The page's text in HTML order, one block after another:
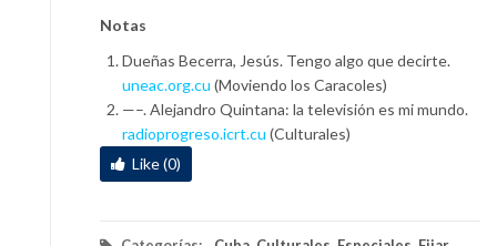
Notas
Dueñas Becerra, Jesús. Tengo algo que decirte.
uneac.org.cu (Moviendo los Caracoles)
—–. Alejandro Quintana: la televisión es mi mundo.
radioprogreso.icrt.cu (Culturales)
Like (0)